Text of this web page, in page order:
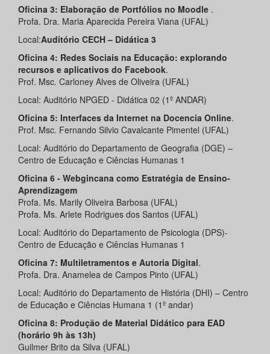
Oficina 3: Elaboração de Portfólios no Moodle .
Profa. Dra. Maria Aparecida Pereira Viana (UFAL)
Local:Auditório CECH – Didática 3
Oficina 4: Redes Sociais na Educação: explorando
recursos e aplicativos do Facebook.
Prof. Msc. Carloney Alves de Oliveira (UFAL)
Local: Auditório NPGED - Didática 02 (1º ANDAR)
Oficina 5: Interfaces da Internet na Docencia Online.
Prof. Msc. Fernando Silvio Cavalcante Pimentel (UFAL)
Local: Auditório do Departamento de Geografia (DGE) –
Centro de Educação e Ciências Humanas 1
Oficina 6 - Webgincana como Estratégia de Ensino-
Aprendizagem
Profa. Ms. Marily Oliveira Barbosa (UFAL)
Profa. Ms. Arlete Rodrigues dos Santos (UFAL)
Local: Auditório do Departamento de Psicologia (DPS)-
Centro de Educação e Ciências Humanas 1
Oficina 7: Multiletramentos e Autoria Digital.
Profa. Dra. Anamelea de Campos Pinto (UFAL)
Local: Auditório do Departamento de História (DHI) – Centro
de Educação e Ciências Humana 1 (1º andar)
Oficina 8: Produção de Material Didático para EAD
(horário 9h às 13h)
Guilmer Brito da Silva (UFAL)